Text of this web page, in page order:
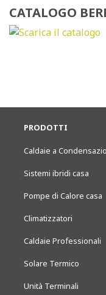
CATALOGO
PRODOTTI
Caldaie a
Sistemi ibridi casa
Pompe di Calore casa
Climatizzatori
Caldaie Professionali
Solare Termico
Unità Terminali